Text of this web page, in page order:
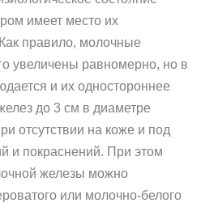
имеет место их
правило, молочные
увеличены равномерно, но в
и их одностороннее
до 3 см в диаметре
отсутствии на коже и под
и покраснений. При этом
железы можно
или молочно-белого